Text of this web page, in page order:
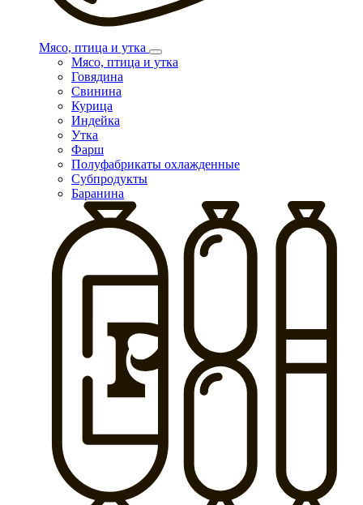
Мясо, птица и утка
Мясо, птица и утка
Говядина
Свинина
Курица
Индейка
Утка
Фарш
Полуфабрикаты охлажденные
Субпродукты
Баранина